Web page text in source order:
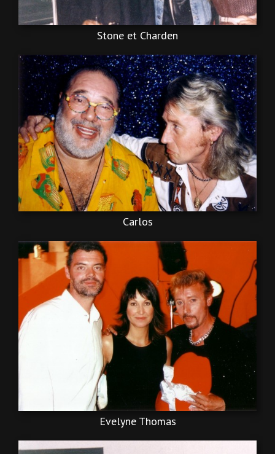
Stone et Charden
Carlos
Evelyne Thomas